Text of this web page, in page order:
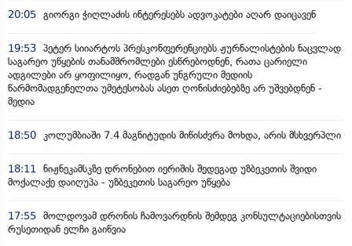
20:05 გიორგი ჭიღლაძის ინტერესებს ადვოკატები აღარ დაიცავენ
19:53 პეტერ სიიარტოს პრესკონფერენციებს ჟურნალისტების ნაცვლად
საგარეო უწყების თანამშრომლები ესწრებოდნენ, რათა ცარიელი
ადგილები არ ყოფილიყო, რადგან უნგრული მედიის
წარმომადგენელთა უმეტესობას ასეთ ღონისძიებებზე არ უშვებდნენ -
მედია
18:50 კოლუმბიაში 7.4 მაგნიტუდის მიწისძვრა მოხდა, არის მსხვერპლი
18:11 ნიჟნეკამსკზე დრონებით იერიშის შედეგად უზბეკეთის შვიდი
მოქალაქე დაიღუპა - უზბეკეთის საგარეო უწყება
17:55 მოლდოვამ დრონის ჩამოვარდნის შემდეგ კონსულტაციებისთვის
რუსეთიდან ელჩი გაიწვია